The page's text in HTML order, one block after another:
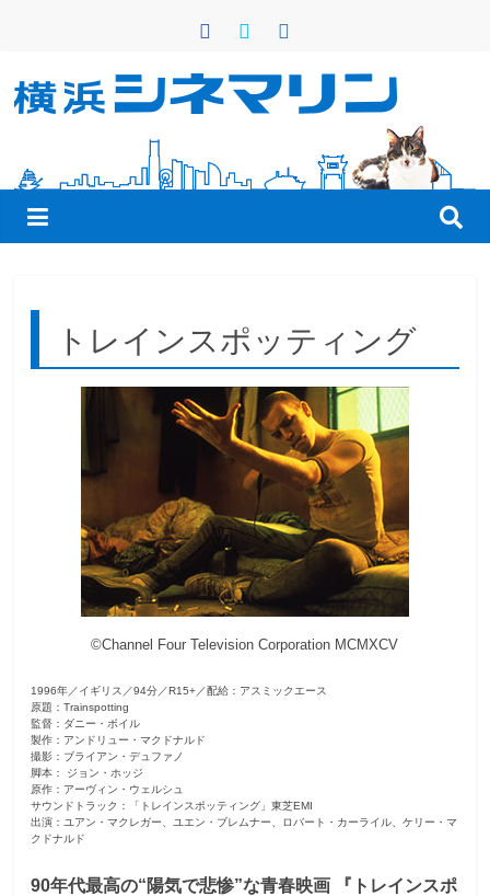
ン
横
浜
シ
ネ
マ
こ
の
街
で
トレインスポッティング
©Channel Four Television Corporation MCMXCV
1996年／イギリス／94分／R15+／配給：アスミックエース
原題：Trainspotting
監督：ダニー・ボイル
製作：アンドリュー・マクドナルド
撮影：ブライアン・デュファノ
脚本： ジョン・ホッジ
原作：アーヴィン・ウェルシュ
サウンドトラック：「トレインスポッティング」東芝EMI
出演：ユアン・マクレガー、ユエン・ブレムナー、ロバート・カーライル、ケリー・マ
クドナルド
90年代最高の“陽気で悲惨”な青春映画 『トレインスポ